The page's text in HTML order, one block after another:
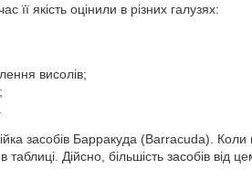
якість оцінили в різних галузях:
висолів;
засобів Барракуда (Barracuda). Коли
Дійсно, більшість засобів від